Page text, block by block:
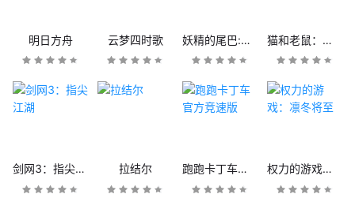
明日方舟 云梦四时歌 妖精的尾巴:魔导少年 猫和老鼠：欢乐互动
剑网3：指尖江湖 拉结尔 跑跑卡丁车官方竞速版 权力的游戏：凛冬将至